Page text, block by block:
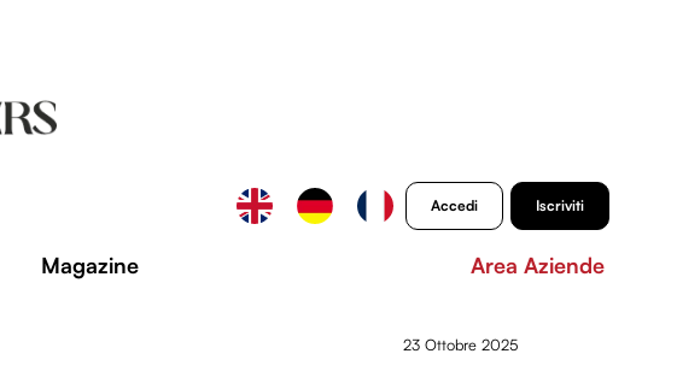
Accedi Iscriviti
Magazine Area Aziende
23 Ottobre 2025